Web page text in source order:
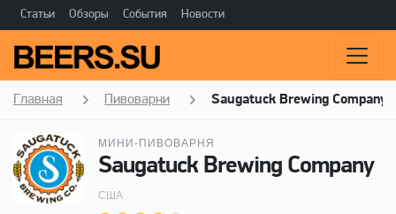
Статьи Обзоры События Новости
Главная Пивоварни Saugatuck Brewing Company
МИНИ-ПИВОВАРНЯ
Saugatuck Brewing Company
США